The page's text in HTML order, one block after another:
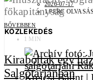
2026-07-17
1 PERC OLVASÁS
KÖZLEKEDÉS
BŐVEBBEN
1 MIN
Kiraboltak egy
Salgótarjánban